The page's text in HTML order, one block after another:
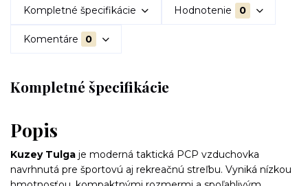
Kompletné špecifikácie Hodnotenie 0
Komentáre 0
Kompletné špecifikácie
Popis
Kuzey Tulga je moderná taktická PCP vzduchovka
navrhnutá pre športovú aj rekreačnú streľbu. Vyniká nízkou